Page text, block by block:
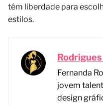
têm liberdade para
estilos.
Fernanda
jovem
design